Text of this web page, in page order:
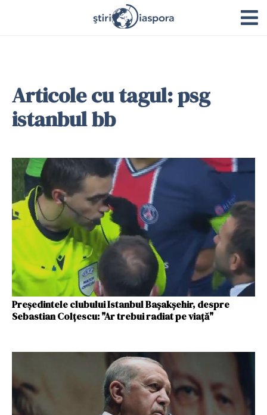
Articole cu tagul: psg
istanbul bb
Preşedintele clubului Istanbul Başakşehir, despre
Sebastian Colţescu: "Ar trebui radiat pe viaţă"